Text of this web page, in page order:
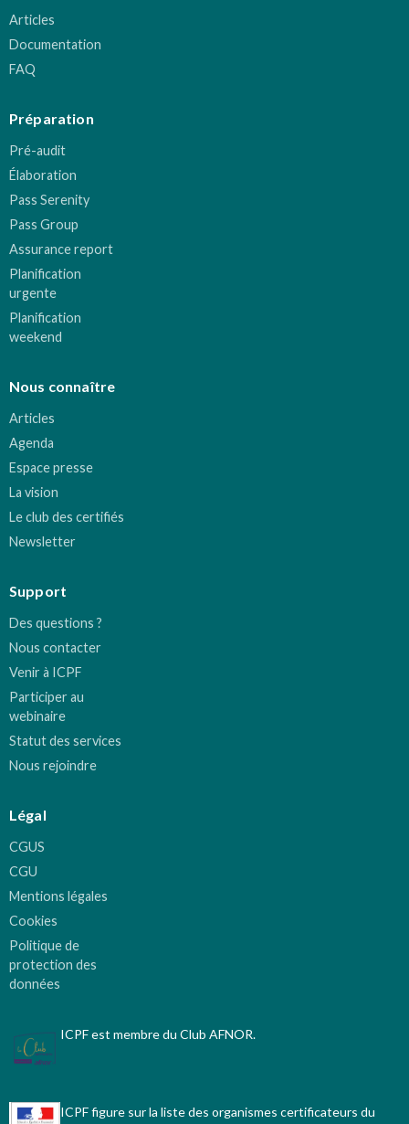
Articles
Documentation
FAQ
Préparation
Pré-audit
Élaboration
Pass Serenity
Pass Group
Assurance report
Planification
urgente
Planification
weekend
Nous connaître
Articles
Agenda
Espace presse
La vision
Le club des certifiés
Newsletter
Support
Des questions ?
Nous contacter
Venir à ICPF
Participer au
webinaire
Statut des services
Nous rejoindre
Légal
CGUS
CGU
Mentions légales
Cookies
Politique de
protection des
données
ICPF est membre du Club AFNOR.
ICPF figure sur la liste des organismes certificateurs du